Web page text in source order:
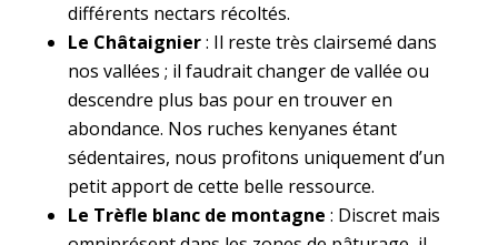
différents nectars récoltés.
Le Châtaignier: Il reste très clairsemé dans
nos vallées ; il faudrait changer de vallée ou
descendre plus bas pour en trouver en
abondance. Nos ruches kenyanes étant
sédentaires, nous profitons uniquement d’un
petit apport de cette belle ressource.
Le Trèfle blanc de montagne : Discret mais